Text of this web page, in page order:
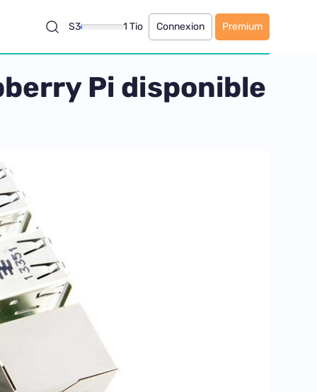
S3 1 Tio Connexion Premium
Pi disponible